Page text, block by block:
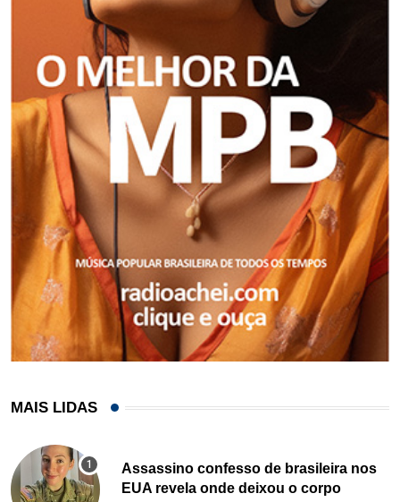
MAIS LIDAS
Assassino confesso de brasileira nos
EUA revela onde deixou o corpo